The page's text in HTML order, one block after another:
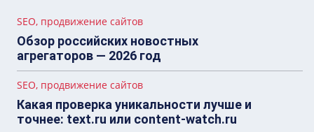
SEO, продвижение сайтов
Обзор российских новостных
агрегаторов — 2026 год
SEO, продвижение сайтов
Какая проверка уникальности лучше и
точнее: text.ru или content-watch.ru